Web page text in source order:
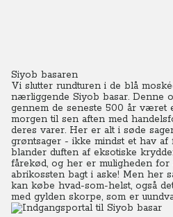
Siyob basaren
Vi slutter rundturen i de blå
nærliggende Siyob basar. Denne
gennem de seneste 500 år været
morgen til sen aften med
deres varer. Her er alt i søde
grøntsager - ikke mindst et hav
blander duften af eksotiske
fårekød, og her er muligheden for
abrikossten bagt i aske! Men her
kan købe hvad-som-helst, også
med gylden skorpe, som er